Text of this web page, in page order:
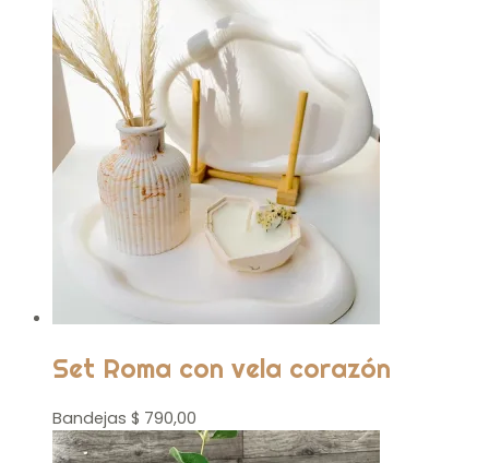
Set Roma con vela corazón
Bandejas $ 790,00